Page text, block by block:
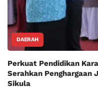
DAERAH
Perkuat Pendidikan
Serahkan Penghargaan
Sikula